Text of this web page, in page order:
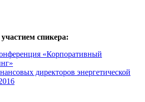
спикера:
«Корпоративный
директоров энергетической